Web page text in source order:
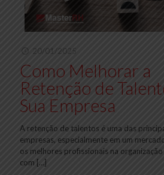
20/01/2025
Como Melhorar a
Retenção de
Sua Empresa
A retenção de talentos é uma das
empresas, especialmente em um
os melhores profissionais na
com […]